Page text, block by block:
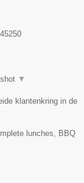
▼
klantenkring in de
lunches, BBQ